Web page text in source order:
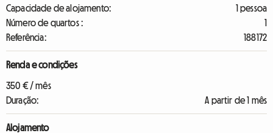
Capacidade de alojamento:
1 pessoa
Número de quartos :
1
Referência:
188172
Renda e condições
350 € / mês
Duração:
A partir de 1 mês
Alojamento